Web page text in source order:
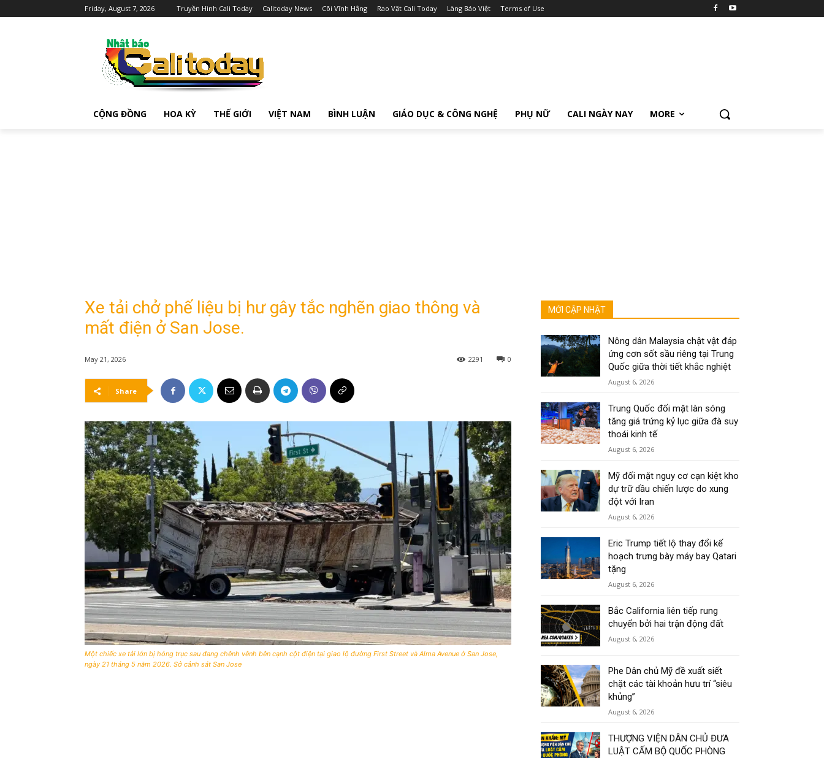
Friday, August 7, 2026 Truyền Hình Cali Today Calitoday News Cõi Vĩnh Hằng Rao Vặt Cali Today Làng Báo Việt Terms of Use
CỘNG ĐỒNG HOA KỲ THẾ GIỚI VIỆT NAM BÌNH LUẬN GIÁO DỤC & CÔNG NGHỆ PHỤ NỮ CALI NGÀY NAY MORE
Xe tải chở phế liệu bị hư gây tắc nghẽn giao thông và
mất điện ở San Jose.
May 21, 2026 0
2291
Share
Một chiếc xe tải lớn bị hỏng trục sau đang chênh vênh bên cạnh cột điện tại giao lộ đường First Street và Alma Avenue ở San Jose,
ngày 21 tháng 5 năm 2026. Sở cảnh sát San Jose
MỚI CẬP NHẬT
Nông dân Malaysia chật vật đáp
ứng cơn sốt sầu riêng tại Trung
Quốc giữa thời tiết khắc nghiệt
August 6, 2026
Trung Quốc đối mặt làn sóng
tăng giá trứng kỷ lục giữa đà suy
thoái kinh tế
August 6, 2026
Mỹ đối mặt nguy cơ cạn kiệt kho
dự trữ dầu chiến lược do xung
đột với Iran
August 6, 2026
Eric Trump tiết lộ thay đổi kế
hoạch trưng bày máy bay Qatari
tặng
August 6, 2026
Bắc California liên tiếp rung
chuyển bởi hai trận động đất
August 6, 2026
Phe Dân chủ Mỹ đề xuất siết
chặt các tài khoản hưu trí “siêu
khủng”
August 6, 2026
THƯỢNG VIỆN DÂN CHỦ ĐƯA
LUẬT CẤM BỘ QUỐC PHÒNG